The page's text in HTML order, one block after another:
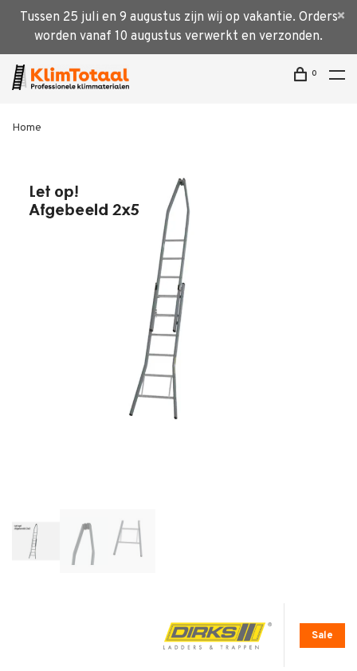
Tussen 25 juli en 9 augustus zijn wij op vakantie. Orders
worden vanaf 10 augustus verwerkt en verzonden.
0
Home
Sale